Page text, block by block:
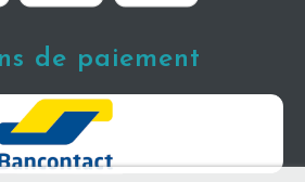
de paiement